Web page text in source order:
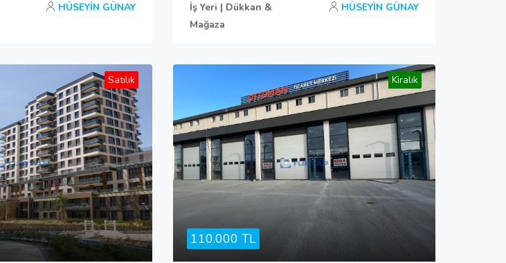
HÜSEYİN GÜNAY
İş Yeri | Dükkan &
Mağaza
HÜSEYİN GÜNAY
Satılık Kiralık
110.000 TL